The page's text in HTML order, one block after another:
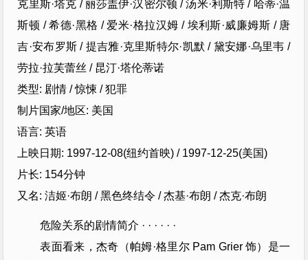
克里斯·塔克 / 丽莎盖伊·汉密尔顿 / 汤米·利斯特 / 哈蒂·温
斯顿 / 希德·黑格 / 爱米·格拉汉姆 / 埃利斯·威廉姆斯 / 唐
吉·安布罗斯 / 提吉雅·克里斯特尔·凯默 / 黛安娜·乌里韦 /
劳拉·拉芙蕾丝 / 昆汀·塔伦蒂诺
类型: 剧情 / 惊悚 / 犯罪
制片国家/地区: 美国
语言: 英语
上映日期: 1997-12-08(纽约首映) / 1997-12-25(美国)
片长: 154分钟
又名: 洁姬·布朗 / 黑色终结令 / 杰基·布朗 / 杰克·布朗
危险关系的剧情简介 · · · · · ·
表面看来，杰奇（帕姆·格里尔 Pam Grier 饰）是一